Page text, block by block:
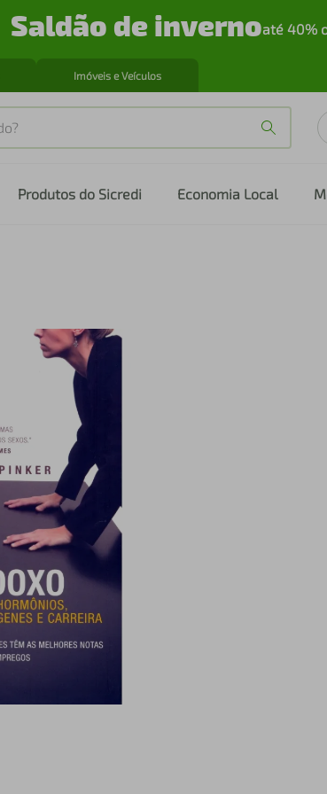
Saldão de invernoaté 40%
Imóveis e Veículos
Produtos do Sicredi Economia Local